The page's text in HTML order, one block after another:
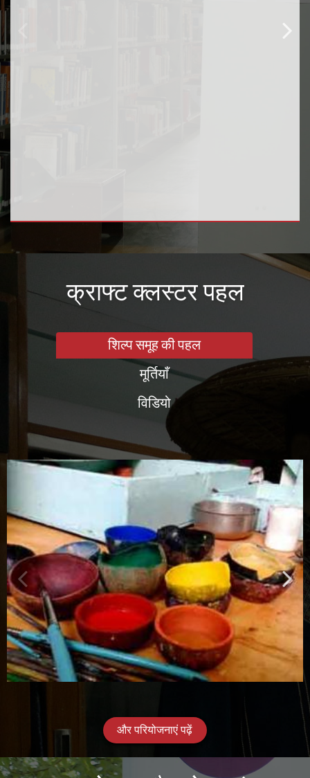
क्राफ्ट क्लस्टर पहल
शिल्प समूह की पहल
मूर्तियाँ
विडियो
और परियोजनाएं पढ़ें